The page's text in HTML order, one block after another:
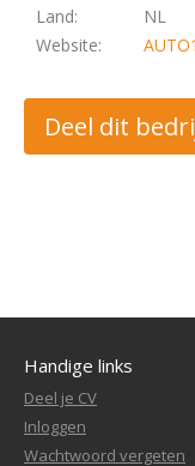
Land:
NL
Website:
Deel dit
Handige links
Deel je CV
Inloggen
Wachtwoord vergeten